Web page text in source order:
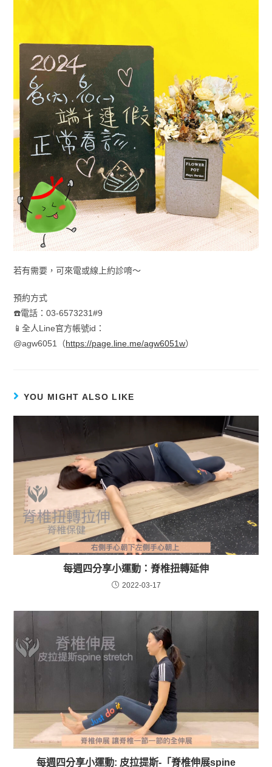
若有需要，可來電或線上約診唷～
預約方式
☎️電話：03-6573231#9
📱全人Line官方帳號id：
@agw6051（https://page.line.me/agw6051w）
YOU MIGHT ALSO LIKE
每週四分享小運動：脊椎扭轉延伸
2022-03-17
每週四分享小運動: 皮拉提斯-「脊椎伸展spine